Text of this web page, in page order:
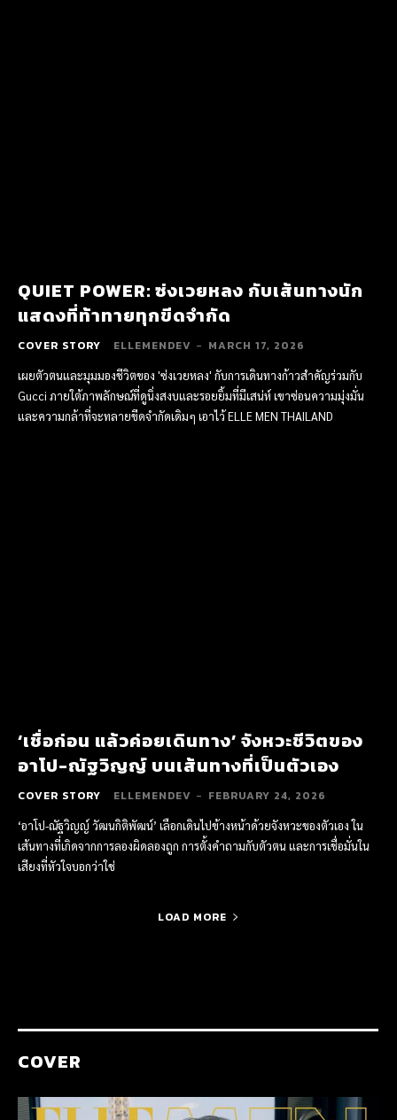
QUIET POWER: ซ่งเวยหลง กับเส้นทางนัก
แสดงที่ท้าทายทุกขีดจำกัด
COVER STORY ELLEMENDEV - MARCH 17, 2026
เผยตัวตนและมุมมองชีวิตของ 'ซ่งเวยหลง' กับการเดินทางก้าวสำคัญร่วมกับ
Gucci ภายใต้ภาพลักษณ์ที่ดูนิ่งสงบและรอยยิ้มที่มีเสน่ห์ เขาซ่อนความมุ่งมั่น
และความกล้าที่จะทลายขีดจำกัดเดิมๆ เอาไว้ ELLE MEN THAILAND
‘เชื่อก่อน แล้วค่อยเดินทาง’ จังหวะชีวิตของ
อาโป-ณัฐวิญญ์ บนเส้นทางที่เป็นตัวเอง
COVER STORY ELLEMENDEV - FEBRUARY 24, 2026
‘อาโป-ณัฐวิญญ์ วัฒนกิติพัฒน์’ เลือกเดินไปข้างหน้าด้วยจังหวะของตัวเอง ใน
เส้นทางที่เกิดจากการลองผิดลองถูก การตั้งคำถามกับตัวตน และการเชื่อมั่นใน
เสียงที่หัวใจบอกว่าใช่
LOAD MORE
COVER